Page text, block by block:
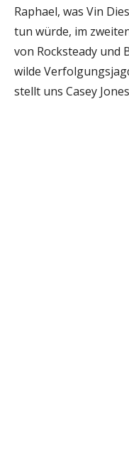
Raphael, was Vin
tun würde, im
von Rocksteady und
wilde
stellt uns Casey